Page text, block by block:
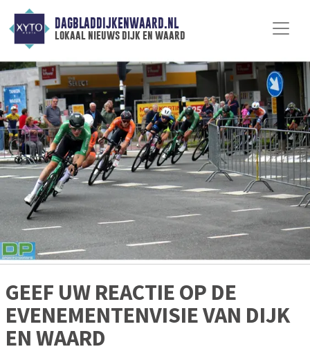
DAGBLADDIJKENWAARD.NL
lokaal nieuws dijk en waard
GEEF UW REACTIE OP DE
EVENEMENTENVISIE VAN DIJK
EN WAARD